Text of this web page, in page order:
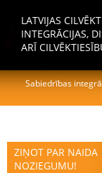
ZIŅOT PAR NAIDA
NOZIEGUMU!
LATVIJAS
INTEGRĀCIJAS,
ARĪ
Sabiedrības